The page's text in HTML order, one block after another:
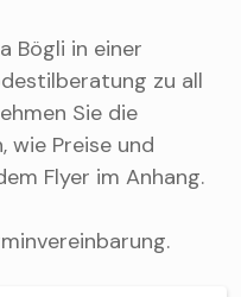
Bögli in einer
zu all
Sie die
Preise und
Flyer im Anhang.